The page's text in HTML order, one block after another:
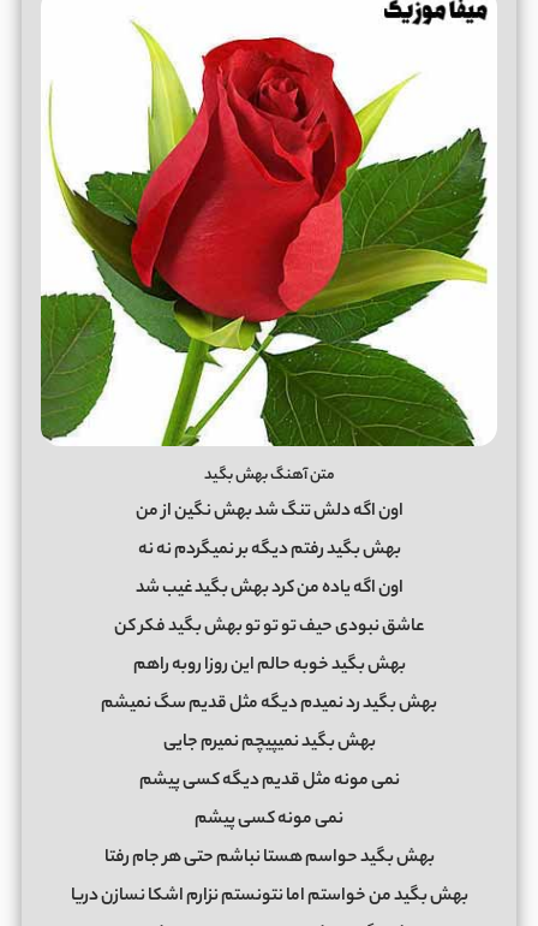
متن آهنگ بهش بگید
اون اگه دلش تنگ شد بهش نگین از من
بهش بگید رفتم دیگه بر نمیگردم نه نه
اون اگه یاده من کرد بهش بگید غیب شد
عاشق نبودی حیف تو تو تو بهش بگید فکر کن
بهش بگید خوبه حالم این روزا روبه راهم
بهش بگید رد نمیدم دیگه مثل قدیم سگ نمیشم
بهش بگید نمیپیچم نمیرم جایی
نمی مونه مثل قدیم دیگه کسی پیشم
نمی مونه کسی پیشم
بهش بگید حواسم هستا نباشم حتی هر جام رفتا
بهش بگید من خواستم اما نتونستم نزارم اشکا نسازن دریا